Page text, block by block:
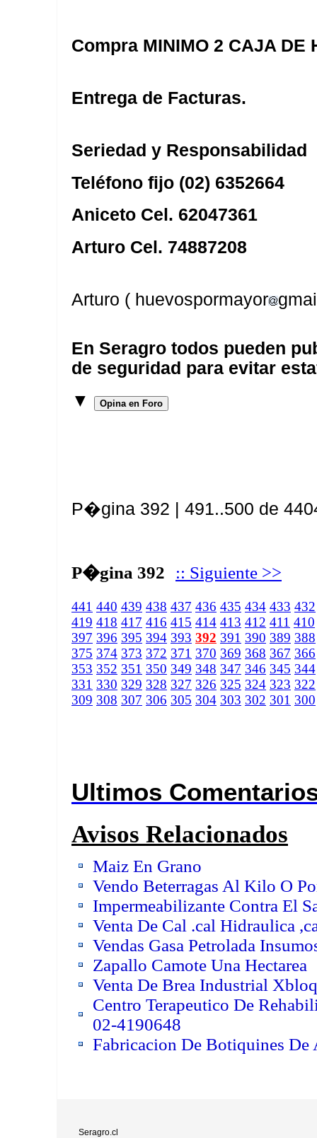
Compra MINIMO 2 CAJA DE
Entrega de Facturas.
Seriedad y Responsabilidad
Teléfono fijo (02) 6352664
Aniceto Cel. 62047361
Arturo Cel. 74887208
Arturo ( huevospormayor
En Seragro todos pueden
de seguridad para evitar
▼
Opina en Foro
P�gina 392 | 491..500 de
P�gina 392 :: Siguiente >>
441 440 439 438 437 436 435 434 433 432
419 418 417 416 415 414 413 412 411 410
397 396 395 394 393 392 391 390 389 388
375 374 373 372 371 370 369 368 367 366
353 352 351 350 349 348 347 346 345 344
331 330 329 328 327 326 325 324 323 322
309 308 307 306 305 304 303 302 301 300
Ultimos
Avisos Relacionados
Maiz En Grano
Vendo Beterragas Al Kilo O
Impermeabilizante Contra El
Venta De Cal .cal Hidraulica
Vendas Gasa Petrolada
Zapallo Camote Una Hectarea
Venta De Brea Industrial
Centro Terapeutico De
02-4190648
Fabricacion De Botiquines
Seragro.cl